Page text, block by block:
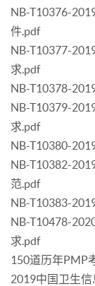
NB-T10376-
件.pdf
NB-T10377-
求.pdf
NB-T10378-
NB-T10379-
求.pdf
NB-T10380-
NB-T10382-
范.pdf
NB-T10383-
NB-T10478-
求.pdf
150道历年PMP
2019中国卫生